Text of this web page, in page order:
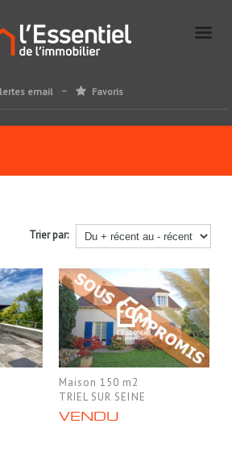
email Favoris
Trier par:
Maison 150 m2
TRIEL SUR SEINE
VENDU